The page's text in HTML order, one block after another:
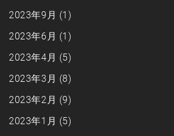
2023年9月 (1)
2023年6月 (1)
2023年4月 (5)
2023年3月 (8)
2023年2月 (9)
2023年1月 (5)